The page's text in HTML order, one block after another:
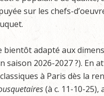
sur les chefs-
adapté aux
saison 2026-2027 ?). En
à Paris dès la
(à c. 11-10-